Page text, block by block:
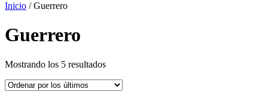
Inicio / Guerrero
Guerrero
Mostrando los 5 resultadosOrdenado
los